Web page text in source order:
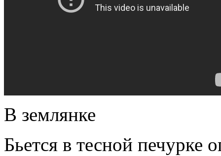
В землянке
Бьется в тесной печурке